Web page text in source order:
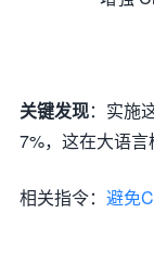
关键发现：实施
7%，这在大语言
相关指令： 避免